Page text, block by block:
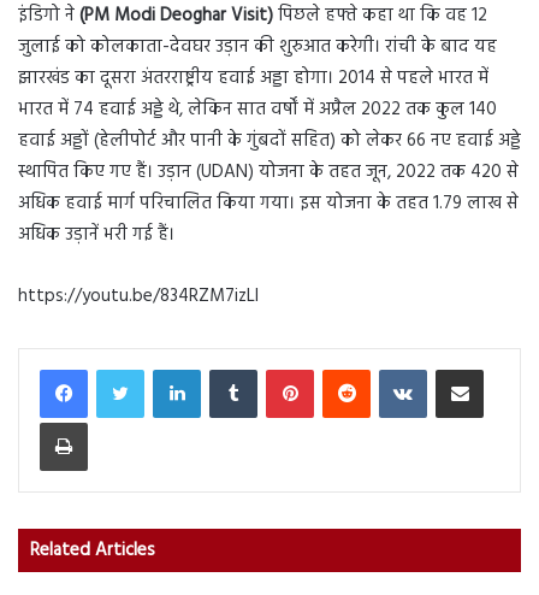
इंडिगो ने(PM Modi Deoghar Visit)पिछले हफ्ते कहा था कि वह 12
जुलाई को कोलकाता-देवघर उड़ान की शुरुआत करेगी। रांची के बाद यह
झारखंड का दूसरा अंतरराष्ट्रीय हवाई अड्डा होगा। 2014 से पहले भारत में
भारत में 74 हवाई अड्डे थे, लेकिन सात वर्षों में अप्रैल 2022 तक कुल 140
हवाई अड्डों (हेलीपोर्ट और पानी के गुंबदों सहित) को लेकर 66 नए हवाई अड्डे
स्थापित किए गए हैं। उड़ान (UDAN) योजना के तहत जून, 2022 तक 420 से
अधिक हवाई मार्ग परिचालित किया गया। इस योजना के तहत 1.79 लाख से
अधिक उड़ानें भरी गई हैं।
https://youtu.be/834RZM7izLI
LinkedInTumblr PinterestReddit VKontakteShare via Email
Print
Related Articles